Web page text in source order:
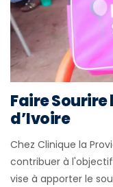
Faire Sourire
d’Ivoire
Chez Clinique la
contribuer à
vise à apporter le